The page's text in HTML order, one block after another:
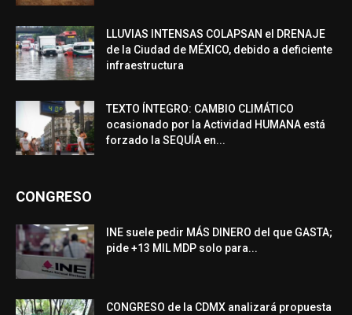
LLUVIAS INTENSAS COLAPSAN el DRENAJE
de la Ciudad de MÉXICO, debido a deficiente
infraestructura
TEXTO ÍNTEGRO: CAMBIO CLIMÁTICO
ocasionado por la Actividad HUMANA está
forzado la SEQUÍA en...
CONGRESO
INE suele pedir MÁS DINERO del que GASTA;
pide +13 MIL MDP solo para...
CONGRESO de la CDMX analizará propuesta